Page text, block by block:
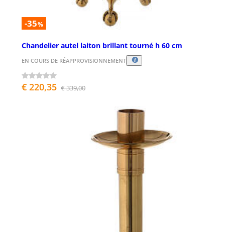
-35%
Chandelier autel laiton brillant tourné h 60 cm
EN COURS DE RÉAPPROVISIONNEMENT
€ 220,35 € 339,00